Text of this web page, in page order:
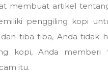
membuat artikel
penggiling kopi
tiba-tiba, Anda tidak
kopi, Anda memberi
itu.